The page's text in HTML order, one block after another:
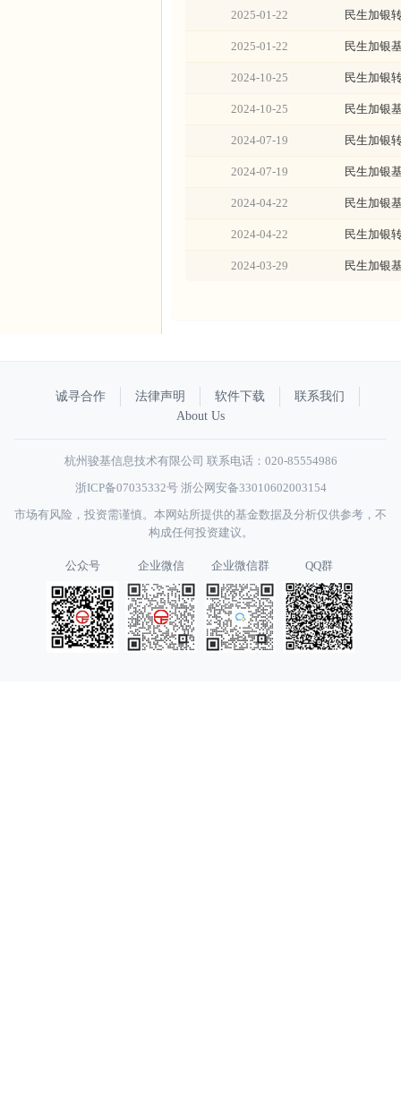
2025-01-22 民生加银
2025-01-22 民生加银
2024-10-25 民生加银
2024-10-25 民生加银
2024-07-19 民生加银
2024-07-19 民生加银
2024-04-22 民生加银
2024-04-22 民生加银
2024-03-29 民生加银
诚寻合作 法律声明 软件下载
联系我们
About Us
杭州骏基信息技术有限公司 联系电话：020-85554986
浙ICP备07035332号 浙公网安备33010602003154
市场有风险，投资需谨慎。本网站所提供的基金数据及分析仅供参考，不
构成任何投资建议。
公众号 企业微信 企业微信群 QQ群